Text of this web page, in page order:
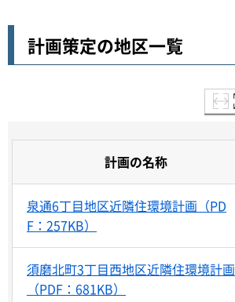
計画策定の地区一覧
計画の名称
泉通6丁目地区近隣住環境計画（PD
F：257KB）
須磨北町3丁目西地区近隣住環境計画
（PDF：681KB）